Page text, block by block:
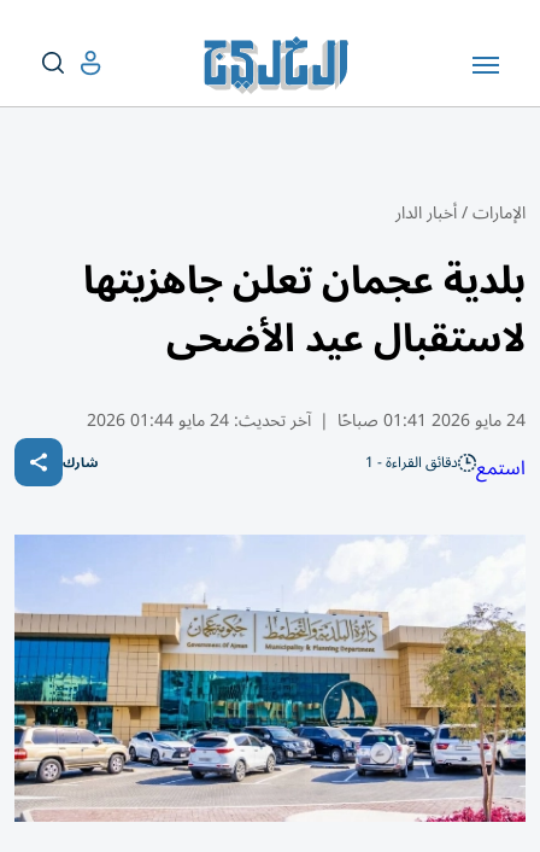
الإمارات/أخبار الدار
بلدية عجمان تعلن جاهزيتها
لاستقبال عيد الأضحى
24 مايو 2026 01:41 صباحًا | آخر تحديث:24 مايو 01:44 2026
استمع دقائق القراءة - 1 شارك